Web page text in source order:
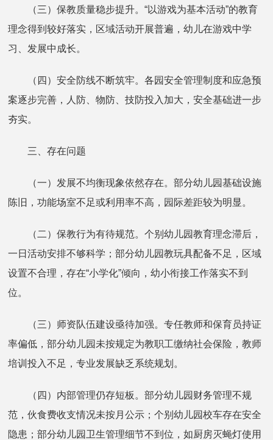
（三）保教质量稳步提升。“以游戏为基本活动”的教育
理念得到较好落实，区域活动开展普遍，幼儿在游戏中学
习、发展中成长。
（四）安全防线不断筑牢。各园安全管理制度和应急预
案逐步完善，人防、物防、技防投入加大，安全基础进一步
夯实。
三、存在问题
（一）发展不均衡现象依然存在。部分幼儿园基础设施
陈旧，功能场室不足或利用率不高，园际差距较为明显。
（二）保教行为有待规范。个别幼儿园教育理念滞后，
一日活动安排不够科学；部分幼儿园教玩具配备不足，区域
设置不合理，存在“小学化”倾向，幼小衔接工作落实不到
位。
（三）师资队伍建设亟待加强。专任教师和保育员持证
率偏低，部分幼儿园未按规定为教职工缴纳社会保险，教师
培训投入不足，专业发展缺乏系统规划。
（四）内部管理仍存短板。部分幼儿园财务管理不规
范，伙食费收支情况未按月公示；个别幼儿园校车存在安全
隐患；部分幼儿园卫生管理细节不到位，如厨房灭蝇灯使用